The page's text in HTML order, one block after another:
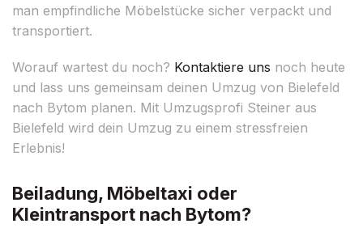
man empfindliche Möbelstücke sicher verpackt und
transportiert.
Worauf wartest du noch? Kontaktiere uns noch heute
und lass uns gemeinsam deinen Umzug von Bielefeld
nach Bytom planen. Mit Umzugsprofi Steiner aus
Bielefeld wird dein Umzug zu einem stressfreien
Erlebnis!
Beiladung, Möbeltaxi oder
Kleintransport nach Bytom?